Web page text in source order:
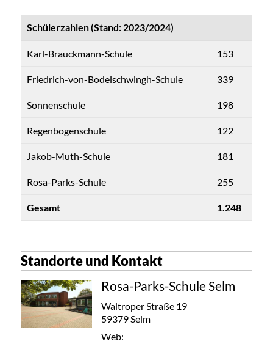
Schülerzahlen (Stand: 2023/2024)
Karl-Brauckmann-Schule 153
Friedrich-von-Bodelschwingh-Schule 339
Sonnenschule 198
Regenbogenschule 122
Jakob-Muth-Schule 181
Rosa-Parks-Schule 255
Gesamt 1.248
Standorte und Kontakt
Rosa-Parks-Schule Selm
Waltroper Straße 19
59379 Selm
Web: